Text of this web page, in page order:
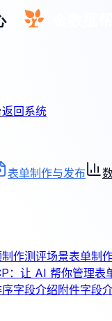
返回系统
表单制作与发布
制作测评场景表单制
：让 AI 帮你管理表
字段介绍附件字段